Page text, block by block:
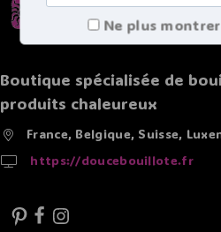
Boutique spécialisée de
produits chaleureux
France, Belgique, Suisse,
https://doucebouillote.fr
Ne plus